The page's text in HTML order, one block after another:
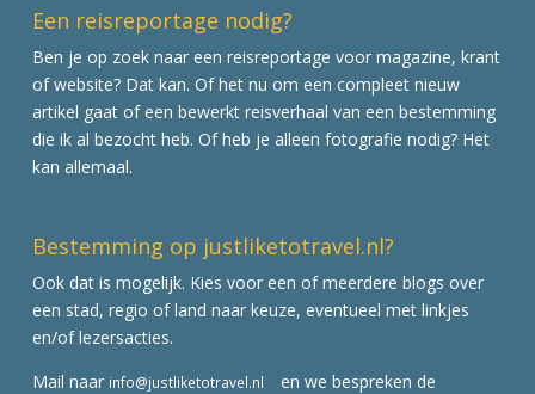
Een reisreportage nodig?
Ben je op zoek naar een reisreportage voor magazine, krant
of website? Dat kan. Of het nu om een compleet nieuw
artikel gaat of een bewerkt reisverhaal van een bestemming
die ik al bezocht heb. Of heb je alleen fotografie nodig? Het
kan allemaal.
Bestemming op justliketotravel.nl?
Ook dat is mogelijk. Kies voor een of meerdere blogs over
een stad, regio of land naar keuze, eventueel met linkjes
en/of lezersacties.
Mail naar info@justliketotravel.nl
en we bespreken de